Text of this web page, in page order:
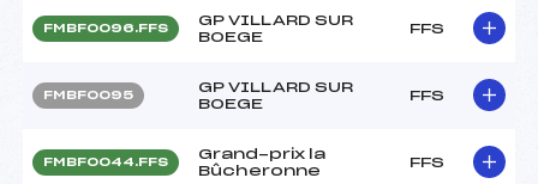
FMBF0096.FFS
GP VILLARD SUR
BOEGE
FFS
FMBF0095
GP VILLARD SUR
BOEGE
FFS
FMBF0044.FFS
Grand-prix la
Bûcheronne
FFS